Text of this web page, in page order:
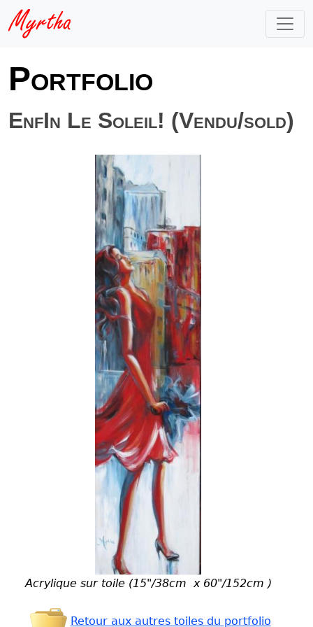
Portfolio
EnfIn Le Soleil! (Vendu/sold)
Acrylique sur toile (15"/38cm x 60"/152cm )
Retour aux autres toiles du portfolio